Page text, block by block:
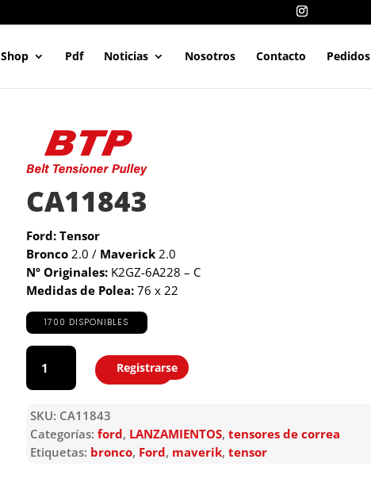
Shop Pdf Noticias Nosotros Contacto Pedidos
CA11843
Ford: Tensor
Bronco2.0 / Maverick2.0
Nº Originales:K2GZ-6A228 – C
Medidas de Polea:76 x 22
1700 DISPONIBLES
CA11843
cantidad
Agregar
Registrarse
SKU: CA11843
Categorías: ford, LANZAMIENTOS, tensores de correa
Etiquetas: bronco, Ford, maverik, tensor